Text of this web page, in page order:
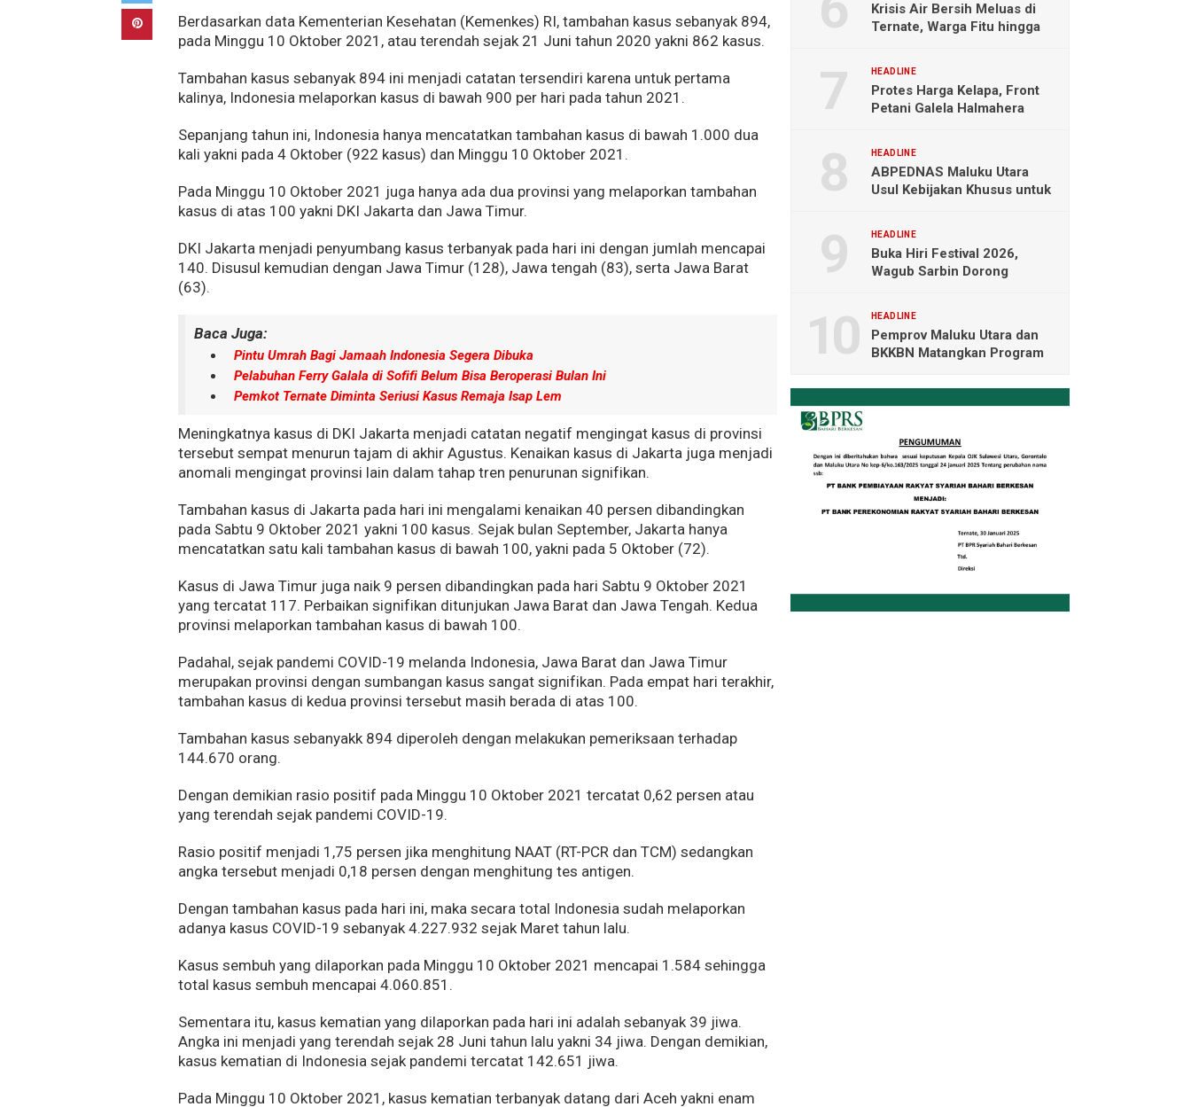
Berdasarkan data Kementerian Kesehatan (Kemenkes) RI, tambahan kasus sebanyak 894,
pada Minggu 10 Oktober 2021, atau terendah sejak 21 Juni tahun 2020 yakni 862 kasus.
Tambahan kasus sebanyak 894 ini menjadi catatan tersendiri karena untuk pertama
kalinya, Indonesia melaporkan kasus di bawah 900 per hari pada tahun 2021.
Sepanjang tahun ini, Indonesia hanya mencatatkan tambahan kasus di bawah 1.000 dua
kali yakni pada 4 Oktober (922 kasus) dan Minggu 10 Oktober 2021.
Pada Minggu 10 Oktober 2021 juga hanya ada dua provinsi yang melaporkan tambahan
kasus di atas 100 yakni DKI Jakarta dan Jawa Timur.
DKI Jakarta menjadi penyumbang kasus terbanyak pada hari ini dengan jumlah mencapai
140. Disusul kemudian dengan Jawa Timur (128), Jawa tengah (83), serta Jawa Barat
(63).
Baca Juga:
Pintu Umrah Bagi Jamaah Indonesia Segera Dibuka
Pelabuhan Ferry Galala di Sofifi Belum Bisa Beroperasi Bulan Ini
Pemkot Ternate Diminta Seriusi Kasus Remaja Isap Lem
Meningkatnya kasus di DKI Jakarta menjadi catatan negatif mengingat kasus di provinsi
tersebut sempat menurun tajam di akhir Agustus. Kenaikan kasus di Jakarta juga menjadi
anomali mengingat provinsi lain dalam tahap tren penurunan signifikan.
Tambahan kasus di Jakarta pada hari ini mengalami kenaikan 40 persen dibandingkan
pada Sabtu 9 Oktober 2021 yakni 100 kasus. Sejak bulan September, Jakarta hanya
mencatatkan satu kali tambahan kasus di bawah 100, yakni pada 5 Oktober (72).
Kasus di Jawa Timur juga naik 9 persen dibandingkan pada hari Sabtu 9 Oktober 2021
yang tercatat 117. Perbaikan signifikan ditunjukan Jawa Barat dan Jawa Tengah. Kedua
provinsi melaporkan tambahan kasus di bawah 100.
Padahal, sejak pandemi COVID-19 melanda Indonesia, Jawa Barat dan Jawa Timur
merupakan provinsi dengan sumbangan kasus sangat signifikan. Pada empat hari terakhir,
tambahan kasus di kedua provinsi tersebut masih berada di atas 100.
Tambahan kasus sebanyakk 894 diperoleh dengan melakukan pemeriksaan terhadap
144.670 orang.
Dengan demikian rasio positif pada Minggu 10 Oktober 2021 tercatat 0,62 persen atau
yang terendah sejak pandemi COVID-19.
Rasio positif menjadi 1,75 persen jika menghitung NAAT (RT-PCR dan TCM) sedangkan
angka tersebut menjadi 0,18 persen dengan menghitung tes antigen.
Dengan tambahan kasus pada hari ini, maka secara total Indonesia sudah melaporkan
adanya kasus COVID-19 sebanyak 4.227.932 sejak Maret tahun lalu.
Kasus sembuh yang dilaporkan pada Minggu 10 Oktober 2021 mencapai 1.584 sehingga
total kasus sembuh mencapai 4.060.851.
Sementara itu, kasus kematian yang dilaporkan pada hari ini adalah sebanyak 39 jiwa.
Angka ini menjadi yang terendah sejak 28 Juni tahun lalu yakni 34 jiwa. Dengan demikian,
kasus kematian di Indonesia sejak pandemi tercatat 142.651 jiwa.
Pada Minggu 10 Oktober 2021, kasus kematian terbanyak datang dari Aceh yakni enam
Krisis Air Bersih Meluas di
Ternate, Warga Fitu hingga
HEADLINE
Protes Harga Kelapa, Front
Petani Galela Halmahera
HEADLINE
ABPEDNAS Maluku Utara
Usul Kebijakan Khusus untuk
HEADLINE
Buka Hiri Festival 2026,
Wagub Sarbin Dorong
HEADLINE
Pemprov Maluku Utara dan
BKKBN Matangkan Program